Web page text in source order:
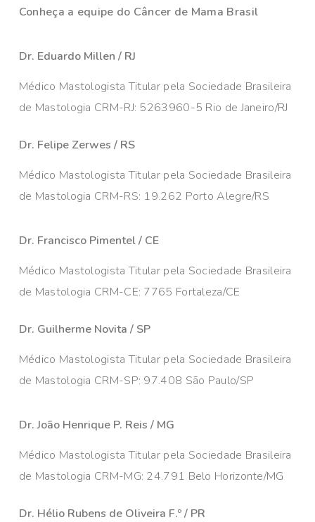
Conheça a equipe do Câncer de Mama Brasil
Dr. Eduardo Millen / RJ
Médico Mastologista Titular pela Sociedade Brasileira
de Mastologia CRM-RJ: 5263960-5 Rio de Janeiro/RJ
Dr. Felipe Zerwes / RS
Médico Mastologista Titular pela Sociedade Brasileira
de Mastologia CRM-RS: 19.262 Porto Alegre/RS
Dr. Francisco Pimentel / CE
Médico Mastologista Titular pela Sociedade Brasileira
de Mastologia CRM-CE: 7765 Fortaleza/CE
Dr. Guilherme Novita / SP
Médico Mastologista Titular pela Sociedade Brasileira
de Mastologia CRM-SP: 97.408 São Paulo/SP
Dr. João Henrique P. Reis / MG
Médico Mastologista Titular pela Sociedade Brasileira
de Mastologia CRM-MG: 24.791 Belo Horizonte/MG
Dr. Hélio Rubens de Oliveira F.º / PR